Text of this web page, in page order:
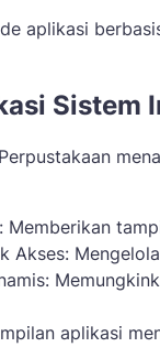
aplikasi
Sistem
Akses:
aplikasi